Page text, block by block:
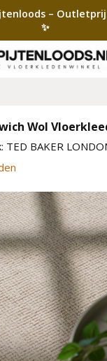
–
✨
Wol
TED BAKER